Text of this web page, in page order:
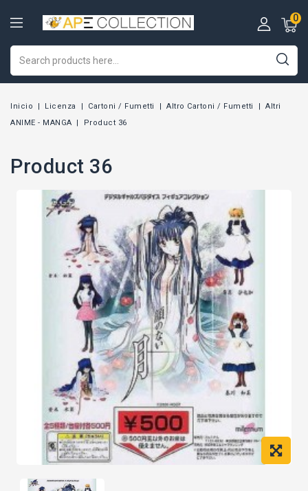
0
Inicio Licenza Cartoni / Fumetti Altro Cartoni / Fumetti
Altri
ANIME - MANGA
Product 36
Product 36